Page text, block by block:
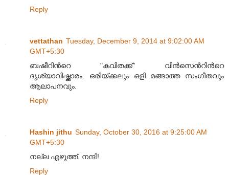
Reply
vettathan Tuesday, December 9, 2014 at 9:02:00 AM
GMT+5:30
ബഷീറിന്‍റെ "കവിതക്ക്" വിന്‍സെന്‍റിന്‍റെ
ദൃശ്യാവിഷ്ക്കാരം. ഒരിയ്ക്കലും ഒളി മങ്ങാത്ത സംഗീതവും
ആലാപനവും.
Reply
Hashin jithu Sunday, October 30, 2016 at 9:25:00 AM
GMT+5:30
നല്ല എഴുത്ത്. നന്ദി!
Reply